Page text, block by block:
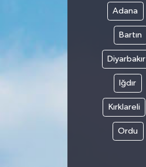
Adana
Bartın
Diyarbakır
Iğdır
Kırklareli
Ordu